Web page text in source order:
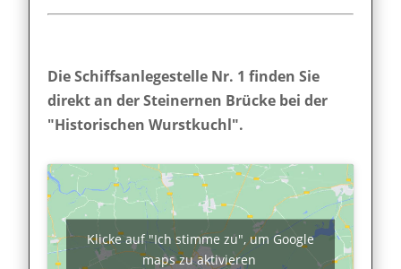
Die Schiffsanlegestelle Nr. 1 finden Sie
direkt an der Steinernen Brücke bei der
"Historischen Wurstkuchl".
Klicke auf "Ich stimme zu", um Google
maps zu aktivieren